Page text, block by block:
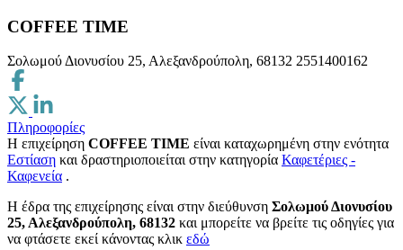
COFFEE TIME
Σολωμού Διονυσίου 25, Αλεξανδρούπολη, 68132 2551400162
Πληροφορίες
Η επιχείρηση COFFEE TIME είναι καταχωρημένη στην ενότητα
Εστίαση και δραστηριοποιείται στην κατηγορία Καφετέριες -
Καφενεία .
H έδρα της επιχείρησης είναι στην διεύθυνση Σολωμού Διονυσίου
25, Αλεξανδρούπολη, 68132 και μπορείτε να βρείτε τις οδηγίες για
να φτάσετε εκεί κάνοντας κλικ εδώ